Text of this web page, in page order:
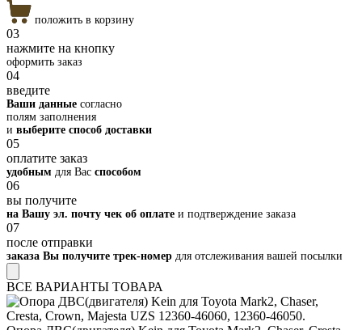
положить в корзину
03
нажмите на кнопку
оформить заказ
04
введите
Ваши данные согласно
полям заполнения
и выберите способ доставки
05
оплатите заказ
удобным для Вас способом
06
вы получите
на Вашу эл. почту чек об оплате и подтверждение заказа
07
после отправки
заказа Вы получите трек-номер для отслеживания вашей посылки
ВСЕ ВАРИАНТЫ ТОВАРА